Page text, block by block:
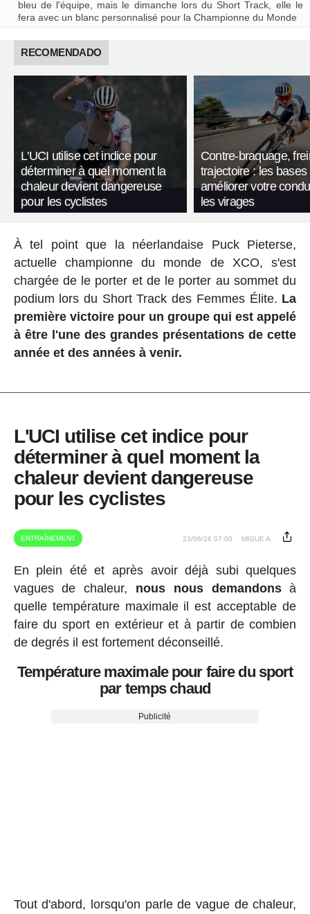
bleu de l'équipe, mais le dimanche lors du Short Track, elle le
fera avec un blanc personnalisé pour la Championne du Monde
RECOMENDADO
L'UCI utilise cet indice pour
déterminer à quel moment la
chaleur devient dangereuse
pour les cyclistes
Contre-braquage,
trajectoire : les bases
améliorer votre
les virages
À tel point que la néerlandaise Puck Pieterse,
actuelle championne du monde de XCO, s'est
chargée de le porter et de le porter au sommet du
podium lors du Short Track des Femmes Élite. La
première victoire pour un groupe qui est appelé
à être l'une des grandes présentations de cette
année et des années à venir.
L'UCI utilise cet indice pour
déterminer à quel moment la
chaleur devient dangereuse
pour les cyclistes
ENTRAÎNEMENT 23/06/26 07:00 MIGUE A.
En plein été et après avoir déjà subi quelques
vagues de chaleur, nous nous demandonsà
quelle température maximale il est acceptable de
faire du sport en extérieur et à partir de combien
de degrés il est fortement déconseillé.
Température maximale pour faire du sport
par temps chaud
Publicité
Tout d'abord, lorsqu'on parle de vague de chaleur,